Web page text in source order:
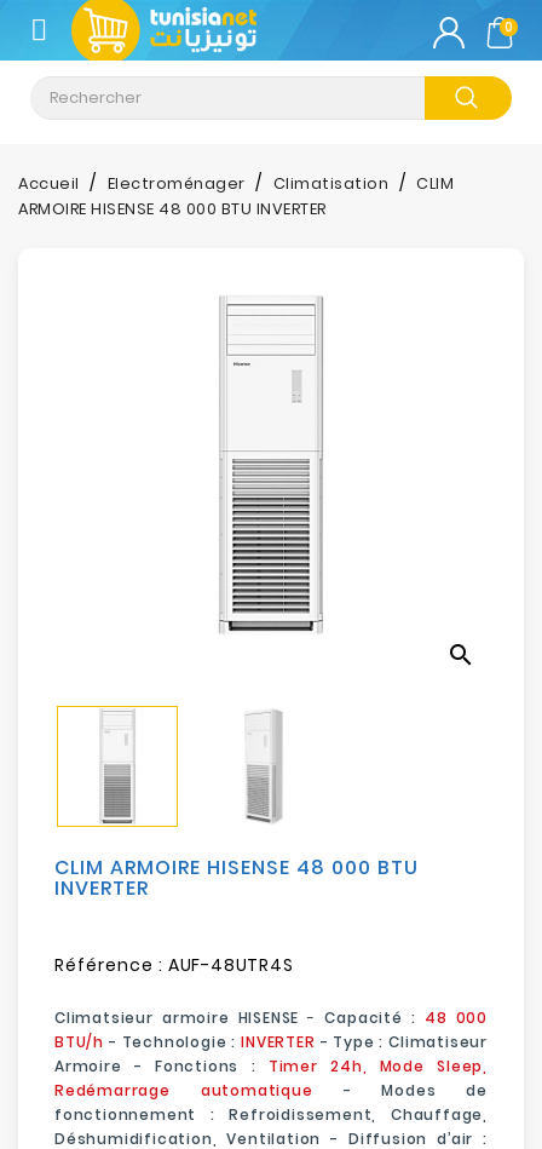
CATÉGORIE
Climatisation
Informatique
Mobilités
0
Accueil Electroménager Climatisation
CLIM
ARMOIRE HISENSE 48 000 BTU INVERTER
search
CLIM ARMOIRE HISENSE 48 000 BTU
INVERTER
Référence : AUF-48UTR4S
Climatsieur armoire HISENSE -Capacité : 48 000
BTU/h - Technologie :INVERTER - Type : Climatiseur
Armoire - Fonctions : Timer 24h, Mode Sleep,
Redémarrage automatique - Modes de
fonctionnement : Refroidissement, Chauffage,
Déshumidification, Ventilation - Diffusion d’air :